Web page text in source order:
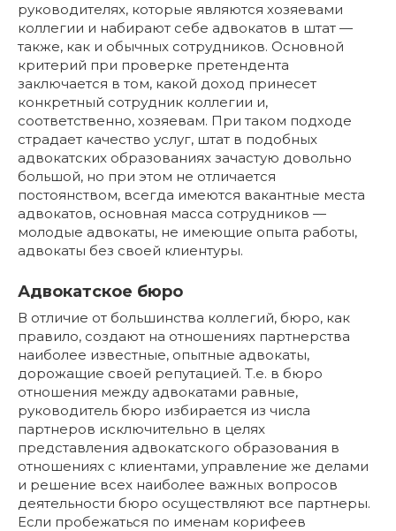
руководителях, которые являются хозяевами
коллегии и набирают себе адвокатов в штат —
также, как и обычных сотрудников. Основной
критерий при проверке претендента
заключается в том, какой доход принесет
конкретный сотрудник коллегии и,
соответственно, хозяевам. При таком подходе
страдает качество услуг, штат в подобных
адвокатских образованиях зачастую довольно
большой, но при этом не отличается
постоянством, всегда имеются вакантные места
адвокатов, основная масса сотрудников —
молодые адвокаты, не имеющие опыта работы,
адвокаты без своей клиентуры.
Адвокатское бюро
В отличие от большинства коллегий, бюро, как
правило, создают на отношениях партнерства
наиболее известные, опытные адвокаты,
дорожащие своей репутацией. Т.е. в бюро
отношения между адвокатами равные,
руководитель бюро избирается из числа
партнеров исключительно в целях
представления адвокатского образования в
отношениях с клиентами, управление же делами
и решение всех наиболее важных вопросов
деятельности бюро осуществляют все партнеры.
Если пробежаться по именам корифеев